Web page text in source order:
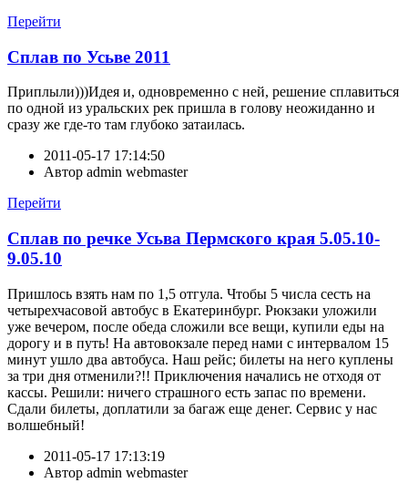
Перейти
Сплав по Усьве 2011
Приплыли)))Идея и, одновременно с ней, решение сплавиться
по одной из уральских рек пришла в голову неожиданно и
сразу же где-то там глубоко затаилась.
2011-05-17 17:14:50
Автор admin webmaster
Перейти
Сплав по речке Усьва Пермского края 5.05.10-
9.05.10
Пришлось взять нам по 1,5 отгула. Чтобы 5 числа сесть на
четырехчасовой автобус в Екатеринбург. Рюкзаки уложили
уже вечером, после обеда сложили все вещи, купили еды на
дорогу и в путь! На автовокзале перед нами с интервалом 15
минут ушло два автобуса. Наш рейс; билеты на него куплены
за три дня отменили?!! Приключения начались не отходя от
кассы. Решили: ничего страшного есть запас по времени.
Сдали билеты, доплатили за багаж еще денег. Сервис у нас
волшебный!
2011-05-17 17:13:19
Автор admin webmaster